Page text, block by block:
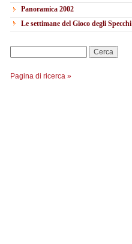
Panoramica 2002
Le settimane del Gioco degli Specchi
Pagina di ricerca »